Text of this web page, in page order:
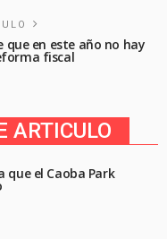
que en este año no hay
fiscal
ARTICULO
que el Caoba Park